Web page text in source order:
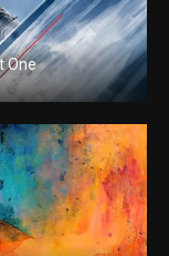
One